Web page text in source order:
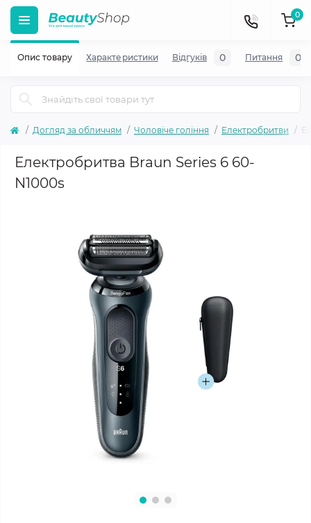
0
Догляд за обличчям Чоловіче гоління Електробритви
Електробритва Braun Series 6 60-
N1000s
Опис товару Характеристики Відгуків 0 Питання 0